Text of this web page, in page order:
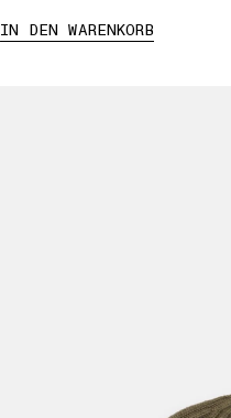
IN DEN WARENKORB